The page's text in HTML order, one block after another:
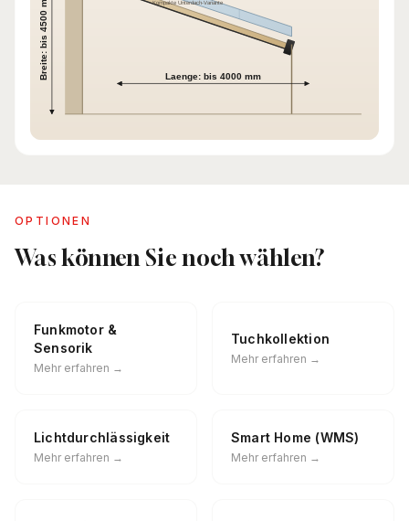
OPTIONEN
Was können Sie noch wählen?
Funkmotor &
Sensorik
Mehr erfahren →
Tuchkollektion
Mehr erfahren →
Lichtdurchlässigkeit
Mehr erfahren →
Smart Home (WMS)
Mehr erfahren →